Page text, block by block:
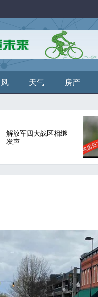
天气 房产
解放军四大战区相继
发声